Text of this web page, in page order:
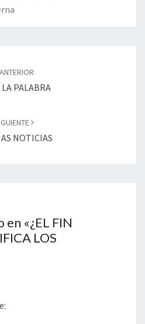
PALABRA
NOTICIAS
en «¿EL FIN
LOS